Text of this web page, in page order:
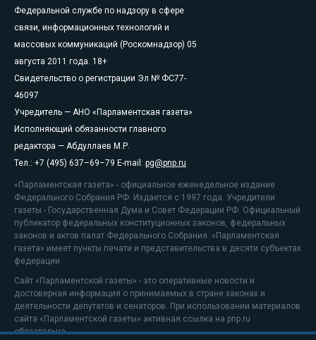
Федеральной службе по надзору в сфере
связи, информационных технологий и
массовых коммуникаций (Роскомнадзор) 05
августа 2011 года. 18+
Свидетельство о регистрации Эл № ФС77-
46097
Учредитель — АНО «Парламентская газета»
Исполняющий обязанности главного
редактора — Абдуллаев М.Р.
Тел.: +7 (495) 637–69–79 E-mail: pg@pnp.ru
«Парламентская газета» - официальное еженедельное издание
Федерального Собрания РФ. Издается с 1997 года. Учредители
газеты - Государственная Дума и Совет Федерации РФ. Официальный
публикатор федеральных конституционных законов, федеральных
законов и актов палат Федерального Собрания. «Парламентская
газета» имеет пункты печати и представительства в десяти субъектах
федерации.
Сайт «Парламентской газеты» - это оперативные новости и
достоверная информация о принимаемых в стране законах и
деятельности депутатов и сенаторов. При использовании материалов
сайта «Парламентской газеты» активная ссылка на pnp.ru
обязательна.